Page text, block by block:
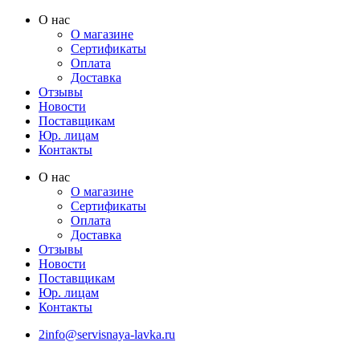
Перейти
содержимому
О нас
О магазине
Сертификаты
Оплата
Доставка
Отзывы
Новости
Поставщикам
Юр. лицам
Контакты
О нас
О магазине
Сертификаты
Оплата
Доставка
Отзывы
Новости
Поставщикам
Юр. лицам
Контакты
2info@servisnaya-lavka.ru